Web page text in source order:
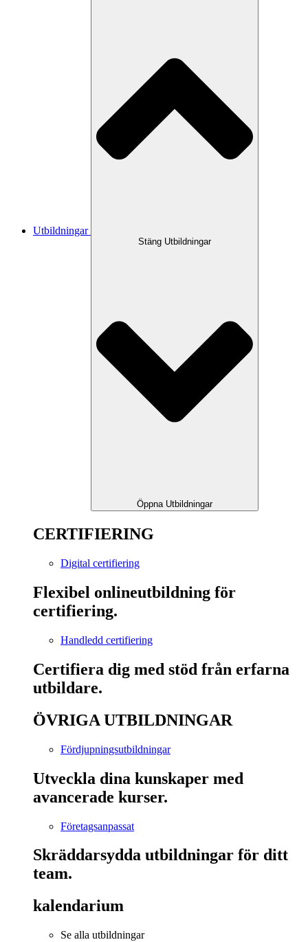
Utbildningar
Stäng Utbildningar
Öppna Utbildningar
CERTIFIERING
Digital certifiering
Flexibel onlineutbildning för
certifiering.
Handledd certifiering
Certifiera dig med stöd från erfarna
utbildare.
ÖVRIGA UTBILDNINGAR
Fördjupningsutbildningar
Utveckla dina kunskaper med
avancerade kurser.
Företagsanpassat
Skräddarsydda utbildningar för ditt
team.
kalendarium
Se alla utbildningar